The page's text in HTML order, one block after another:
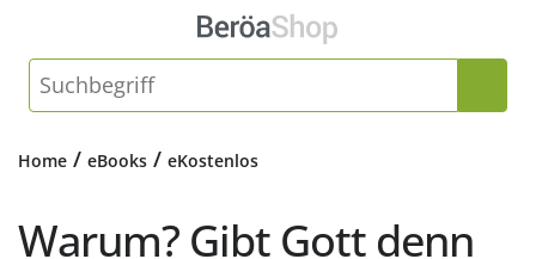
Home / eBooks / eKostenlos
Warum? Gibt Gott denn